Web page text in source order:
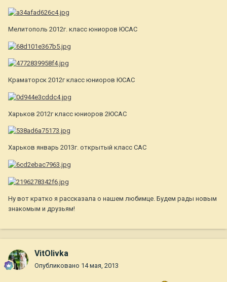
Мелитополь 2012г. класс юниоров ЮСАС
Краматорск 2012г класс юниоров ЮСАС
Харьков 2012г класс юниоров 2ЮСАС
Харьков январь 2013г. открытый класс САС
Ну вот кратко я рассказала о нашем любимце. Будем рады новым
знакомым и друзьям!
VitOlivka
Опубликовано 14 мая, 2013